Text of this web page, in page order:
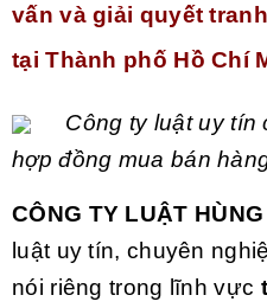
vấn và giải quyết
tại Thành phố Hồ Chí
Công ty luật uy tín
hợp đồng mua bán
CÔNG TY LUẬT HÙNG
luật uy tín, chuyên
nói riêng trong lĩnh vực